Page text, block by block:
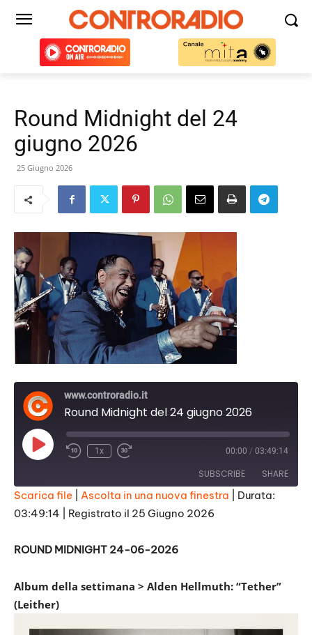
Round Midnight del 24
giugno 2026
25 Giugno 2026
www.controradio.it
Round Midnight del 24 giugno 2026
Play
Episode
1x 00:00 / 03:49:14
SUBSCRIBE SHARE
SHARE
LINK
Scarica file Ascolta in una nuova finestra
Durata:
03:49:14
Registrato il 25 Giugno 2026
ROUND MIDNIGHT 24-06-2026
Album della settimana > Alden Hellmuth: “Tether”
(Leither)